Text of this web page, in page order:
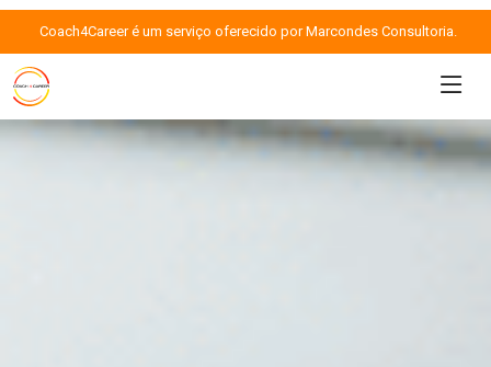
Coach4Career é um serviço oferecido por Marcondes Consultoria.